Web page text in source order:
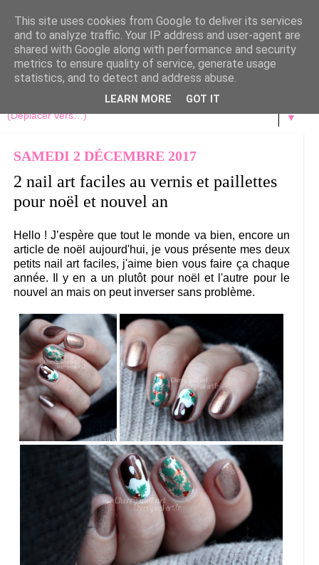
▼
SAMEDI 2 DÉCEMBRE 2017
2 nail art faciles au vernis et paillettes
pour noël et nouvel an
Hello ! J’espère que tout le monde va bien, encore un
article de noël aujourd'hui, je vous présente mes deux
petits nail art faciles, j'aime bien vous faire ça chaque
année. Il y en a un plutôt pour noël et l'autre pour le
nouvel an mais on peut inverser sans problème.
This site uses cookies from Google to deliver its services
and to analyze traffic. Your IP address and user-agent are
shared with Google along with performance and security
metrics to ensure quality of service, generate usage
statistics, and to detect and address abuse.
LEARN MORE GOT IT